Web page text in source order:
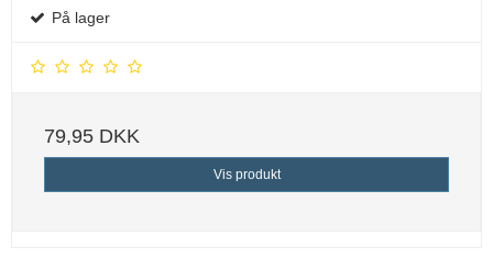
På lager
79,95 DKK
Vis produkt